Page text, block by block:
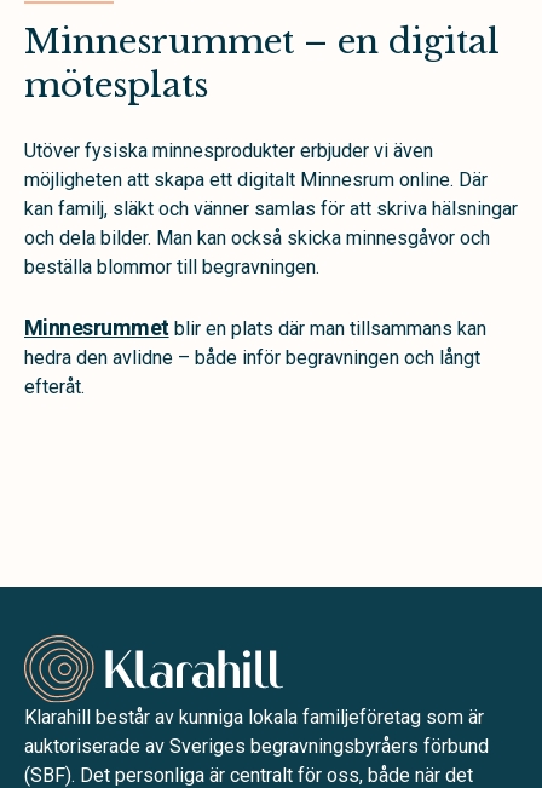
Minnesrummet – en digital
mötesplats
Utöver fysiska minnesprodukter erbjuder vi även
möjligheten att skapa ett digitalt Minnesrum online. Där
kan familj, släkt och vänner samlas för att skriva hälsningar
och dela bilder. Man kan också skicka minnesgåvor och
beställa blommor till begravningen.
Minnesrummetblir en plats där man tillsammans kan
hedra den avlidne – både inför begravningen och långt
efteråt.
Klarahill består av kunniga lokala familjeföretag som är
auktoriserade av Sveriges begravningsbyråers förbund
(SBF). Det personliga är centralt för oss, både när det